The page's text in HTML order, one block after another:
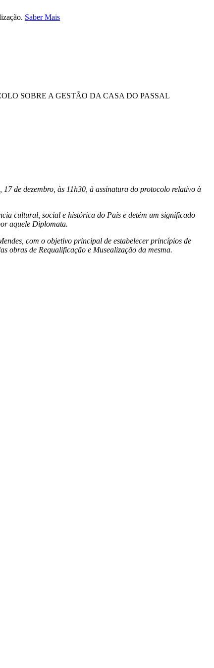
Saber Mais
SOBRE A GESTÃO DA CASA DO PASSAL
de dezembro, às 11h30, à assinatura do protocolo relativo à
cultural, social e histórica do País e detém um significado
aquele Diplomata.
com o objetivo principal de estabelecer princípios de
obras de Requalificação e Musealização da mesma.